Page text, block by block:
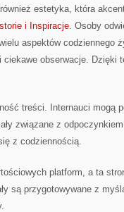
estetyka, która
i Inspiracje. Osoby
aspektów codziennego
ciekawe obserwacje. Dzięki
treści. Internauci mogą
związane z
z codziennością.
platform, a ta
są przygotowywane z